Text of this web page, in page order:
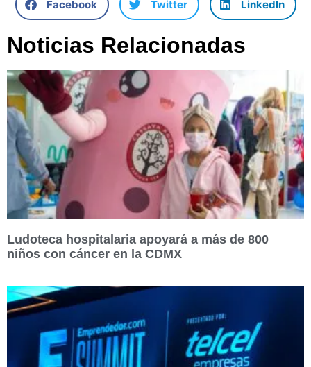
Facebook Twitter LinkedIn
Noticias Relacionadas
Ludoteca hospitalaria apoyará a más de 800
niños con cáncer en la CDMX